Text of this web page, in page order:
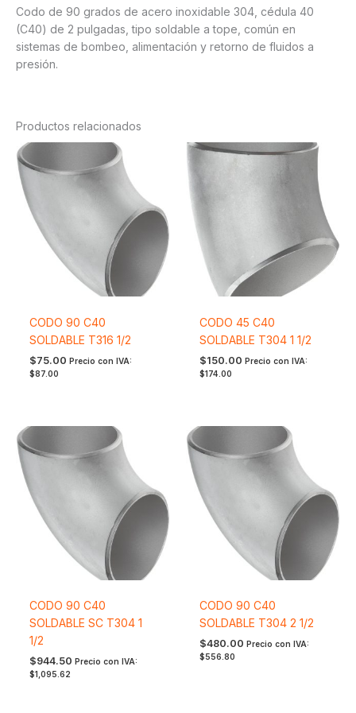
Codo de 90 grados de acero inoxidable 304, cédula 40
(C40) de 2 pulgadas, tipo soldable a tope, común en
sistemas de bombeo, alimentación y retorno de fluidos a
presión.
Productos relacionados
CODO 90 C40
SOLDABLE T316 1/2
$75.00 Precio con IVA:
$87.00
CODO 45 C40
SOLDABLE T304 1 1/2
$150.00 Precio con IVA:
$174.00
CODO 90 C40
SOLDABLE SC T304 1
1/2
$944.50 Precio con IVA:
$1,095.62
CODO 90 C40
SOLDABLE T304 2 1/2
$480.00 Precio con IVA:
$556.80